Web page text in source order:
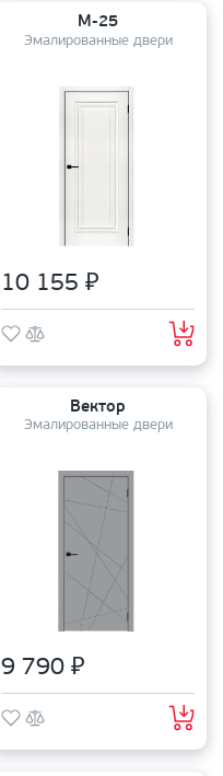
М-25
Эмалированные двери
10 155 ₽
Вектор
Эмалированные двери
9 790 ₽